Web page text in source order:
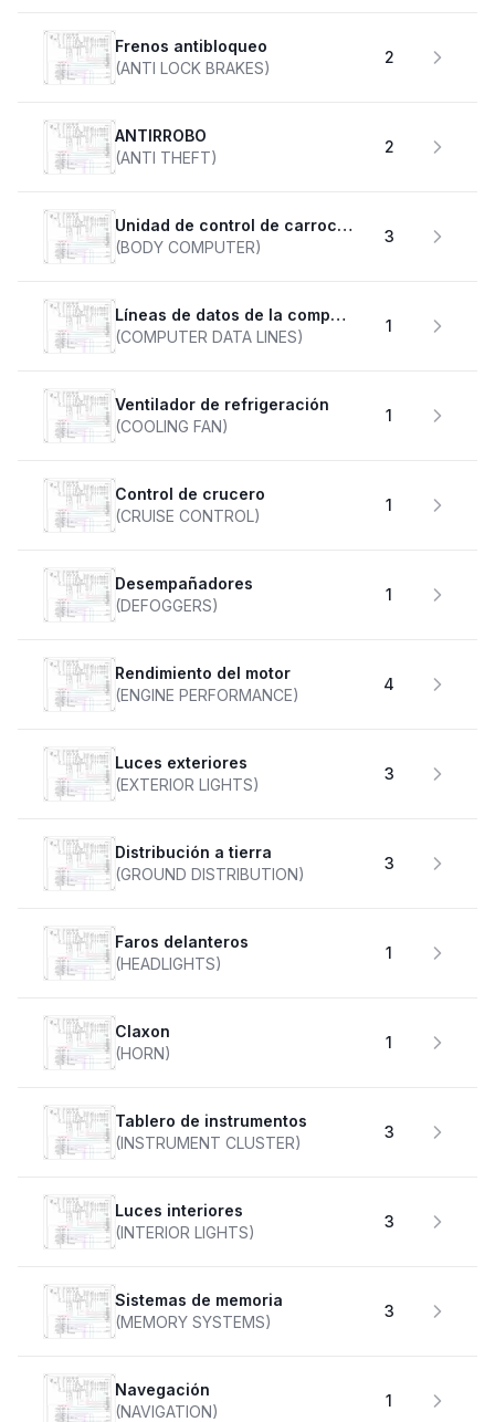
Frenos antibloqueo
(ANTI LOCK BRAKES)
2
ANTIRROBO
(ANTI THEFT)
2
Unidad de control de carrocería
(BODY COMPUTER)
3
Líneas de datos de la computadora
(COMPUTER DATA LINES)
1
Ventilador de refrigeración
(COOLING FAN)
1
Control de crucero
(CRUISE CONTROL)
1
desempañadores
(DEFOGGERS)
1
Rendimiento del motor
(ENGINE PERFORMANCE)
4
Luces exteriores
(EXTERIOR LIGHTS)
3
Distribución a tierra
(GROUND DISTRIBUTION)
3
faros delanteros
(HEADLIGHTS)
1
claxon
(HORN)
1
Tablero de instrumentos
(INSTRUMENT CLUSTER)
3
Luces interiores
(INTERIOR LIGHTS)
3
Sistemas de memoria
(MEMORY SYSTEMS)
3
Navegación
(NAVIGATION)
1